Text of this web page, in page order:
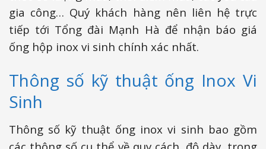
gia công… Quý khách hàng nên liên hệ trực
tiếp tới Tổng đài Mạnh Hà để nhận báo giá
ống hộp inox vi sinh chính xác nhất.
Thông số kỹ thuật ống Inox Vi
Sinh
Thông số kỹ thuật ống inox vi sinh bao gồm